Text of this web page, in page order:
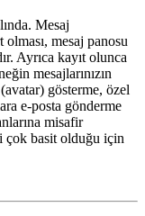
Mesaj
mesaj panosu
Ayrıca kayıt olunca
mesajlarınızın
gösterme, özel
e-posta gönderme
misafir
çok basit olduğu için